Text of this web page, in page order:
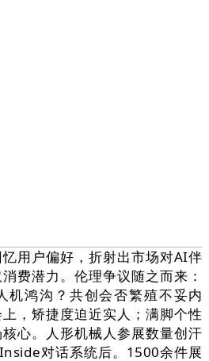
用户偏好，折射出市场对AI伴
费潜力。伦理争议随之而来：
机鸿沟？共创会否繁殖不妥内
，矫捷度迫近实人；满脚个性
心。人形机械人参展数量创汗
对话系统后。1500余件展